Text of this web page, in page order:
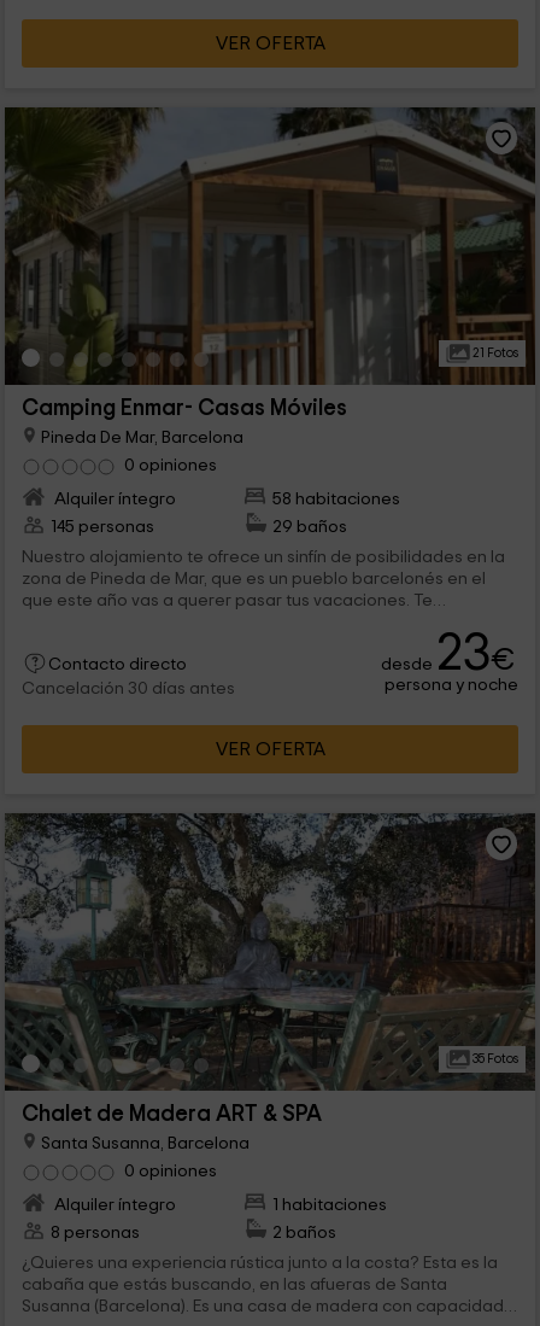
VER OFERTA
21 Fotos
Camping Enmar- Casas Móviles
Pineda De Mar, Barcelona
0 opiniones
Alquiler íntegro
58 habitaciones
145 personas
29 baños
Nuestro alojamiento te ofrece un sinfín de posibilidades en la
zona de Pineda de Mar, que es un pueblo barcelonés en el
que este año vas a querer pasar tus vacaciones. Te
alojamiento en el que no te van a faltar comodidades, y donde
te esperamos con las puertas abiertas-.
Contacto directo
Cancelación 30 días antes
desde 23€
persona y noche
VER OFERTA
35 Fotos
Chalet de Madera ART & SPA
Santa Susanna, Barcelona
0 opiniones
Alquiler íntegro
1 habitaciones
8 personas
2 baños
¿Quieres una experiencia rústica junto a la costa? Esta es la
cabaña que estás buscando, en las afueras de Santa
Susanna (Barcelona). Es una casa de madera con capacidad